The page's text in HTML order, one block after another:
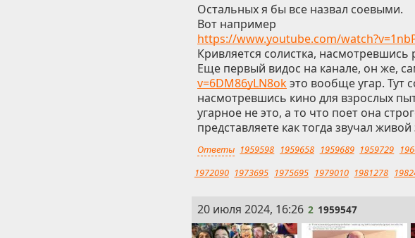
Остальных я бы все назвал соевыми.
Вот например
https://www.youtube.com/
Кривляется солистка,
Еще первый видос на канале, он же,
v=6DM86yLN8okэто вообще угар. Тут
насмотревшись кино для взрослых
угарное не это, а то что поет она
представляете как тогда звучал живой
Ответы 1959598 1959658 1959689 1959729
1972090 1973695 1975695 1979010 1981278
2
20 июля 2024, 16:26 2 1959547